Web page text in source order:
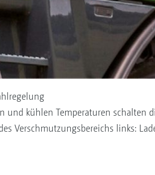
und kühlen Temperaturen schalten
Verschmutzungsbereichs links: